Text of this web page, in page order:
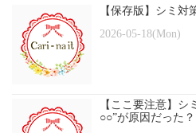
【保存版】シミ対
2026-05-18(Mon)
【ここ要注意】シ
○○”が原因だった？